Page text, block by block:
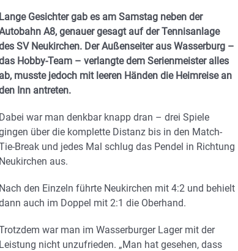
Lange Gesichter gab es am Samstag neben der
A8, genauer gesagt auf der Tennisanlage
SV Neukirchen. Der Außenseiter aus Wasserburg –
Hobby-Team – verlangte dem Serienmeister alles
ab, musste jedoch mit leeren Händen die Heimreise an
Inn antreten.
Dabei war man denkbar knapp dran – drei Spiele
über die komplette Distanz bis in den Match-
Break und jedes Mal schlug das Pendel in Richtung
Neukirchen aus.
Nach den Einzeln führte Neukirchen mit 4:2 und behielt
auch im Doppel mit 2:1 die Oberhand.
war man im Wasserburger Lager mit der
Leistung nicht unzufrieden. „Man hat gesehen, dass